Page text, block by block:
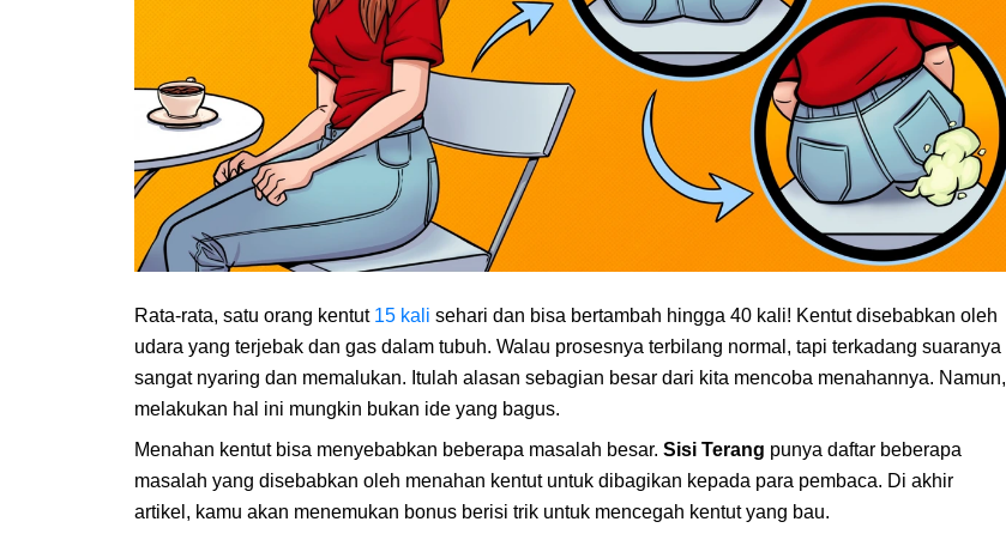
Rata-rata, satu orang kentut 15 kali sehari dan bisa bertambah hingga 40 kali! Kentut disebabkan oleh
udara yang terjebak dan gas dalam tubuh. Walau prosesnya terbilang normal, tapi terkadang suaranya
sangat nyaring dan memalukan. Itulah alasan sebagian besar dari kita mencoba menahannya. Namun,
melakukan hal ini mungkin bukan ide yang bagus.
Menahan kentut bisa menyebabkan beberapa masalah besar. Sisi Terang punya daftar beberapa
masalah yang disebabkan oleh menahan kentut untuk dibagikan kepada para pembaca. Di akhir
artikel, kamu akan menemukan bonus berisi trik untuk mencegah kentut yang bau.